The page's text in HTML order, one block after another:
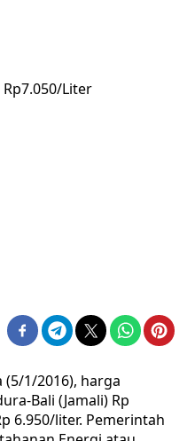
(5/1/2016), harga
Bali (Jamali) Rp
6.950/liter. Pemerintah